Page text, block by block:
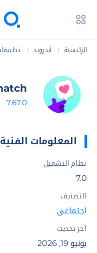
الرئيسية | أندرويد |
7.67.0
المعلومات الفنية
نظام التشغيل
7.0
التصنيف
اجتماعي
آخر تحديث
يونيو 19, 2026